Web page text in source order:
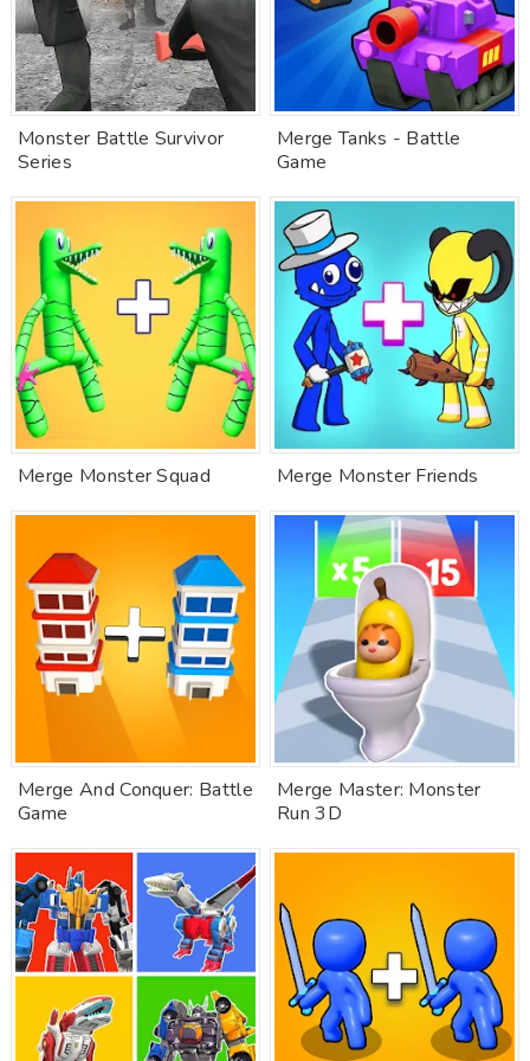
Monster Battle Survivor
Series
Merge Tanks - Battle
Game
Merge Monster Squad Merge Monster Friends
Merge And Conquer: Battle
Game
Merge Master: Monster
Run 3D